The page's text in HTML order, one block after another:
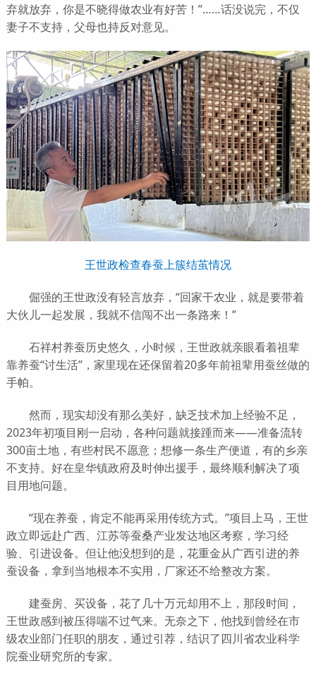
弃就放弃，你是不晓得做农业有好苦！”……话没说完，不仅
妻子不支持，父母也持反对意见。
王世政检查春蚕上簇结茧情况
倔强的王世政没有轻言放弃，“回家干农业，就是要带着
大伙儿一起发展，我就不信闯不出一条路来！”
石祥村养蚕历史悠久，小时候，王世政就亲眼看着祖辈
靠养蚕“讨生活”，家里现在还保留着20多年前祖辈用蚕丝做的
手帕。
然而，现实却没有那么美好，缺乏技术加上经验不足，
2023年初项目刚一启动，各种问题就接踵而来——准备流转
300亩土地，有些村民不愿意；想修一条生产便道，有的乡亲
不支持。好在皇华镇政府及时伸出援手，最终顺利解决了项
目用地问题。
“现在养蚕，肯定不能再采用传统方式。”项目上马，王世
政立即远赴广西、江苏等蚕桑产业发达地区考察，学习经
验、引进设备。但让他没想到的是，花重金从广西引进的养
蚕设备，拿到当地根本不实用，厂家还不给整改方案。
建蚕房、买设备，花了几十万元却用不上，那段时间，
王世政感到被压得喘不过气来。无奈之下，他找到曾经在市
级农业部门任职的朋友，通过引荐，结识了四川省农业科学
院蚕业研究所的专家。